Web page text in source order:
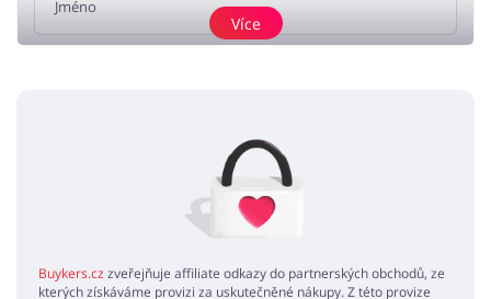
Žádné elementy nejsou
Více
Buykers.cz zveřejňuje affiliate odkazy do partnerských obchodů, ze
kterých získáváme provizi za uskutečněné nákupy. Z této provize